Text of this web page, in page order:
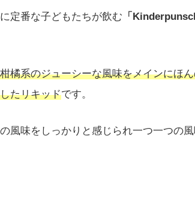
定番な子どもたちが飲む 「
橘系のジューシーな風味をメインにほ
たリキッドです。
風味をしっかりと感じられ一つ一つの